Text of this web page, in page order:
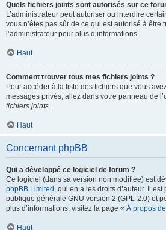
Quels fichiers joints sont autorisés sur ce
L’administrateur peut autoriser ou interdire
vous n’êtes pas sûr de ce qui est autorisé à être
l’administrateur pour plus d’informations.
Haut
Comment trouver tous mes fichiers joints ?
Pour accéder à la liste des fichiers que vous
messages privés, allez dans votre panneau de
fichiers joints.
Haut
Concernant phpBB
Qui a développé ce logiciel de forum ?
Ce logiciel (dans sa version non modifiée) est
phpBB Limited , qui en a les droits d’auteur. Il
publique générale GNU version 2 (GPL-2.0) et
plus d’informations, visitez la page « À propos
Haut